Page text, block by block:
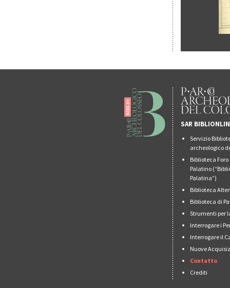
SAR
Servizio
archeologico
Biblioteca
Palatino
Palatina”)
Biblioteca
Biblioteca di
Strumenti per
Interrogare i
Interrogare il
Nuove
Contatto
Crediti